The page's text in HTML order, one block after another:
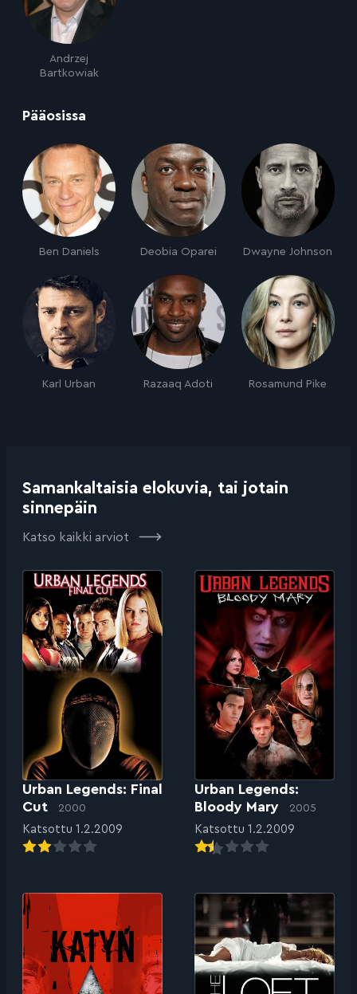
Andrzej
Bartkowiak
Pääosissa
Ben Daniels Deobia Oparei Dwayne Johnson
Karl Urban Razaaq Adoti Rosamund Pike
Samankaltaisia elokuvia, tai jotain
sinnepäin
Katso kaikki arviot
Urban Legends: Final
Cut
2000
Katsottu 1.2.2009
Urban Legends:
Bloody Mary
2005
Katsottu 1.2.2009